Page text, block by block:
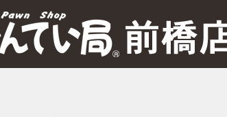
てい局 前橋店